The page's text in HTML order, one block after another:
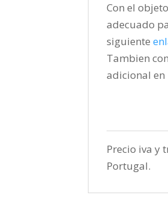
Con el
adecuado
siguiente
Tambien
adicional en
Precio iva y
Portugal.